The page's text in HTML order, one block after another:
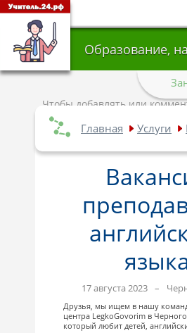
Главная Услуги
Образование,
Чтобы добавлять или
авторизуйтесь
17 августа 2023 –
Друзья, мы ищем в нашу
центра LegkoGovorim в
который любит детей,